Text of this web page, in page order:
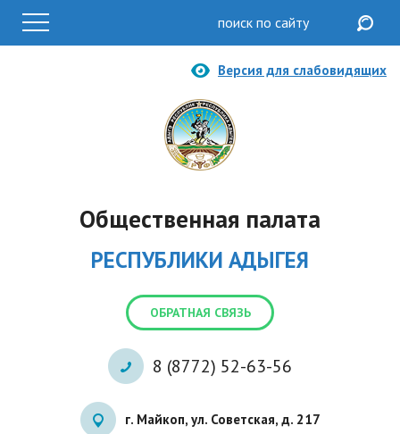
Общественная палата
РЕСПУБЛИКИ АДЫГЕЯ
ОБРАТНАЯ СВЯЗЬ
8 (8772) 52-63-56
г. Майкоп, ул. Советская, д. 217
Версия для слабовидящих